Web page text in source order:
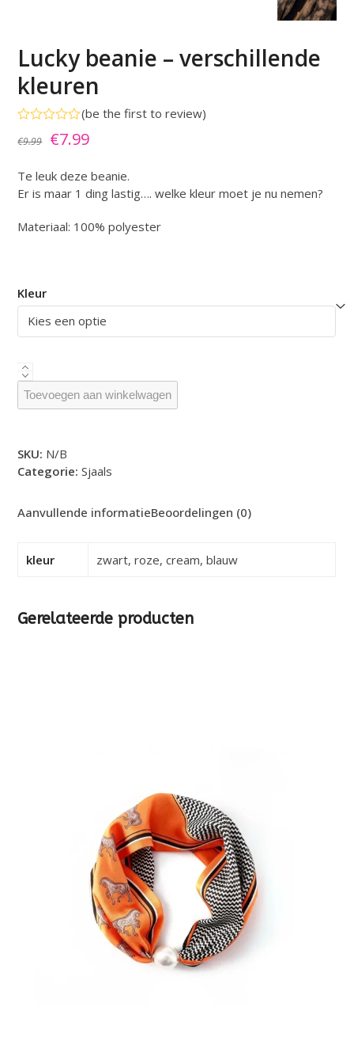
Lucky beanie – verschillende
kleuren
Gewaardeerd
0
(be the first to review)
€9.99
Oorspronkelijke
was:
€7.99Huidige
is:
Te leuk deze beanie.
Er is maar 1 ding lastig…. welke kleur moet je nu nemen?
Materiaal: 100% polyester
Kleur
Lucky
beanie
-
aantal
Toevoegen aan winkelwagen
SKU: N/B
Categorie:Sjaals
Aanvullende informatieBeoordelingen (0)
kleur zwart, roze, cream, blauw
Gerelateerde producten